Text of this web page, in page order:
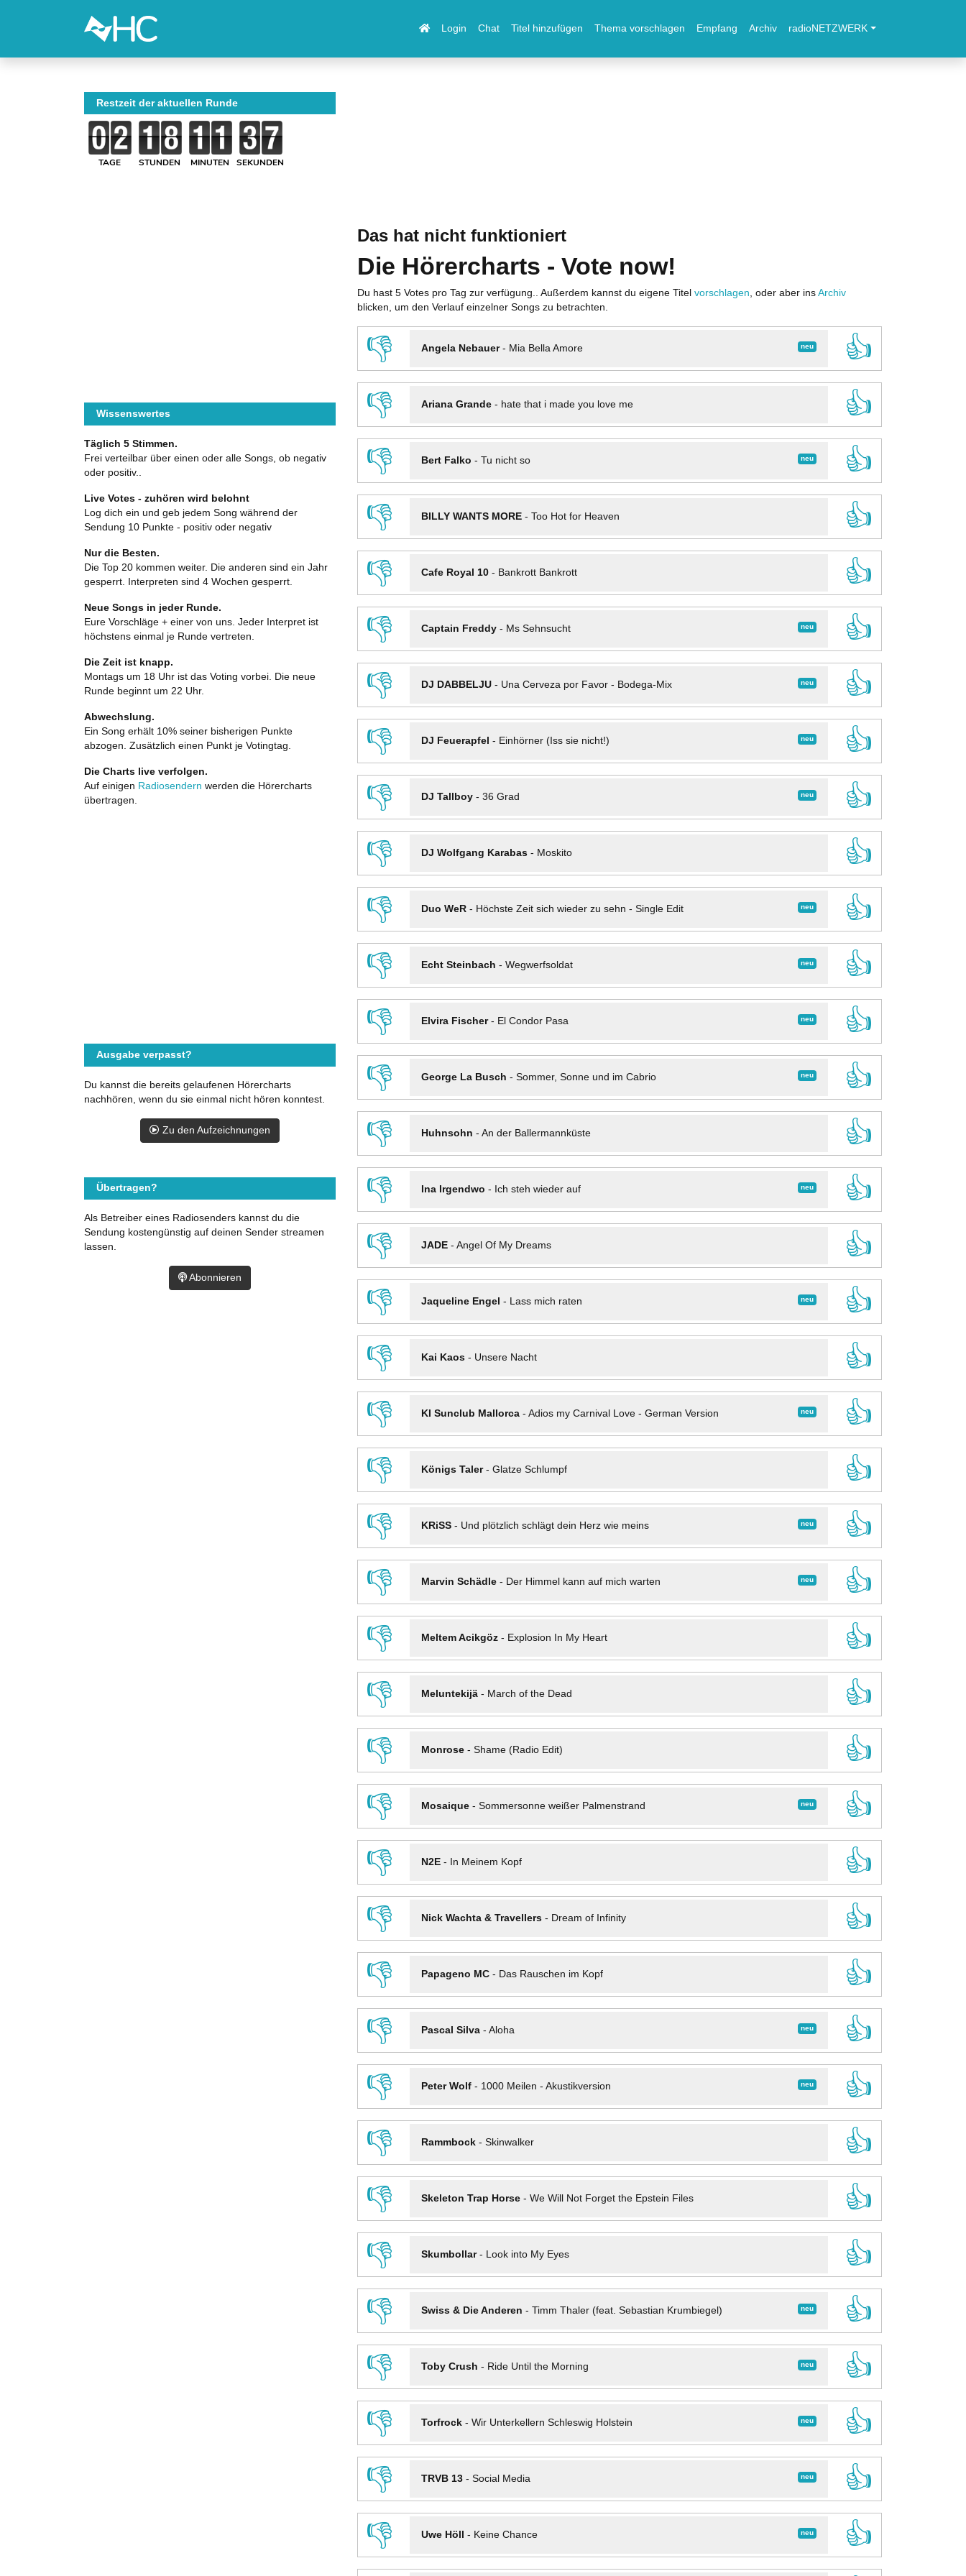
Login Chat Titel hinzufügen Thema vorschlagen Empfang Archiv radioNETZWERK
Das hat nicht funktioniert
Die Hörercharts - Vote now!
Du hast 5 Votes pro Tag zur verfügung.. Außerdem kannst du eigene Titel vorschlagen , oder aber ins Archiv
blicken, um den Verlauf einzelner Songs zu betrachten.
👎 neu
Angela Nebauer- Mia Bella Amore
👍
👎
Ariana Grande- hate that i made you love me
👍
👎
neu
Bert Falko - Tu nicht so
👍
👎
BILLY WANTS MORE- Too Hot for Heaven
👍
👎
Cafe Royal 10- Bankrott Bankrott
👍
👎
neu
Captain Freddy- Ms Sehnsucht
👍
👎
neu
DJ DABBELJU- Una Cerveza por Favor - Bodega-Mix
👍
👎
neu
DJ Feuerapfel - Einhörner (Iss sie nicht!)
👍
👎
neu
DJ Tallboy- 36 Grad
👍
👎
DJ Wolfgang Karabas- Moskito
👍
👎
neu
Duo WeR- Höchste Zeit sich wieder zu sehn - Single Edit
👍
👎
neu
Echt Steinbach - Wegwerfsoldat
👍
👎
neu
Elvira Fischer- El Condor Pasa
👍
👎
neu
George La Busch - Sommer, Sonne und im Cabrio
👍
👎
Huhnsohn - An der Ballermannküste
👍
👎
neu
Ina Irgendwo - Ich steh wieder auf
👍
👎
JADE- Angel Of My Dreams
👍
👎
neu
Jaqueline Engel - Lass mich raten
👍
👎
Kai Kaos- Unsere Nacht
👍
👎
neu
KI Sunclub Mallorca- Adios my Carnival Love - German Version
👍
👎
Königs Taler- Glatze Schlumpf
👍
👎
neu
KRiSS- Und plötzlich schlägt dein Herz wie meins
👍
👎
neu
Marvin Schädle- Der Himmel kann auf mich warten
👍
👎
Meltem Acikgöz- Explosion In My Heart
👍
👎
Meluntekijä- March of the Dead
👍
👎
Monrose- Shame (Radio Edit)
👍
👎
neu
Mosaique- Sommersonne weißer Palmenstrand
👍
👎
N2E- In Meinem Kopf
👍
👎
Nick Wachta & Travellers- Dream of Infinity
👍
👎
Papageno MC- Das Rauschen im Kopf
👍
👎
neu
Pascal Silva- Aloha
👍
👎
neu
Peter Wolf- 1000 Meilen - Akustikversion
👍
👎
Rammbock- Skinwalker
👍
👎
Skeleton Trap Horse- We Will Not Forget the Epstein Files
👍
👎
Skumbollar- Look into My Eyes
👍
👎
neu
Swiss & Die Anderen - Timm Thaler (feat. Sebastian Krumbiegel)
👍
👎
neu
Toby Crush - Ride Until the Morning
👍
👎
neu
Torfrock- Wir Unterkellern Schleswig Holstein
👍
👎
neu
TRVB 13- Social Media
👍
👎
neu
Uwe Höll - Keine Chance
👍
Restzeit der aktuellen Runde
TAGE STUNDEN MINUTEN SEKUNDEN
Wissenswertes
Täglich 5 Stimmen.
Frei verteilbar über einen oder alle Songs, ob negativ
oder positiv..
Live Votes - zuhören wird belohnt
Log dich ein und geb jedem Song während der
Sendung 10 Punkte - positiv oder negativ
Nur die Besten.
Die Top 20 kommen weiter. Die anderen sind ein Jahr
gesperrt. Interpreten sind 4 Wochen gesperrt.
Neue Songs in jeder Runde.
Eure Vorschläge + einer von uns. Jeder Interpret ist
höchstens einmal je Runde vertreten.
Die Zeit ist knapp.
Montags um 18 Uhr ist das Voting vorbei. Die neue
Runde beginnt um 22 Uhr.
Abwechslung.
Ein Song erhält 10% seiner bisherigen Punkte
abzogen. Zusätzlich einen Punkt je Votingtag.
Die Charts live verfolgen.
Auf einigen Radiosendern werden die Hörercharts
übertragen.
Ausgabe verpasst?
Du kannst die bereits gelaufenen Hörercharts
nachhören, wenn du sie einmal nicht hören konntest.
Zu den Aufzeichnungen
Übertragen?
Als Betreiber eines Radiosenders kannst du die
Sendung kostengünstig auf deinen Sender streamen
lassen.
Abonnieren